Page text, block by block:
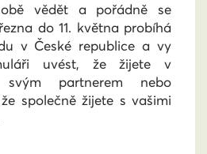
vědět a pořádně se
do 11. května probíhá
v České republice a vy
uvést, že žijete v
partnerem nebo
společně žijete s vašimi